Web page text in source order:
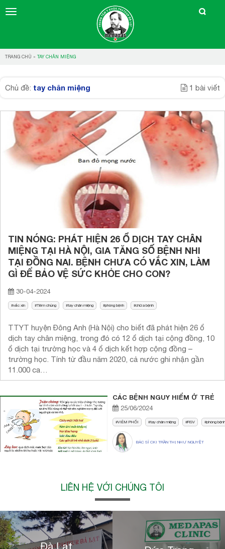
TRANG CHỦ » TAY CHÂN MIỆNG
Chủ đề: tay chân miệng 1 bài viết
TIN NÓNG: PHÁT HIỆN 26 Ổ DỊCH TAY CHÂN
MIỆNG TẠI HÀ NỘI, GIA TĂNG SỐ BỆNH NHI
TẠI ĐỒNG NAI. BỆNH CHƯA CÓ VẮC XIN, LÀM
GÌ ĐỂ BẢO VỆ SỨC KHỎE CHO CON?
30-04-2024
vắc xin Tiêm chủng tay chân miệng phòng bệnh chữa bệnh
TTYT huyện Đông Anh (Hà Nội) cho biết đã phát hiện 26 ổ
dịch tay chân miệng, trong đó có 12 ổ dịch tại cộng đồng, 10
ổ dịch tại trường học và 4 ổ dịch kết hợp cộng đồng –
trường học. Tính từ đầu năm 2020, cả nước ghi nhận gần
11.000 ca…
CÁC BỆNH NGUY HIỂM Ở TRẺ
25/06/2024
VIÊM PHỔI tay chân miệng RSV phòng bệnh
BÁC SĨ CKI TRẦN THỊ NHƯ NGUYỆT
LIÊN HỆ VỚI CHÚNG TÔI
Đà Lạt